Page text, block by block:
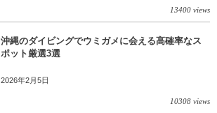
13400 views
沖縄のダイビングでウミガメに会える高確率なス
ポット厳選3選
2026年2月5日
10308 views